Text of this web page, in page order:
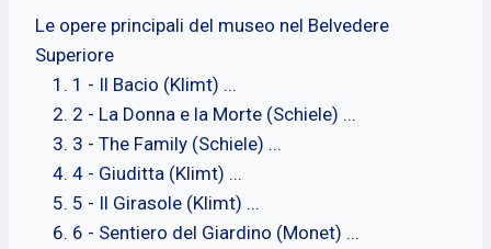
Le opere principali del museo nel Belvedere
Superiore
1 - Il Bacio (Klimt) ...
2 - La Donna e la Morte (Schiele) ...
3 - The Family (Schiele) ...
4 - Giuditta (Klimt) ...
5 - Il Girasole (Klimt) ...
6 - Sentiero del Giardino (Monet) ...